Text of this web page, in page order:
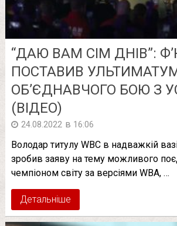
“ДАЮ ВАМ СІМ ДНІВ”:
ПОСТАВИВ
ОБ’ЄДНАВЧОГО БОЮ З
(ВІДЕО)
24.08.2022 в 16:06
Володар титулу WBC в надважкій
зробив заяву на тему можливого
чемпіоном світу за версіями WBA, …
Детальніше